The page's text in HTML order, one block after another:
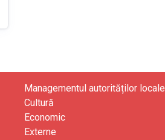
Managementul autorităților locale
Cultură
Economic
Externe